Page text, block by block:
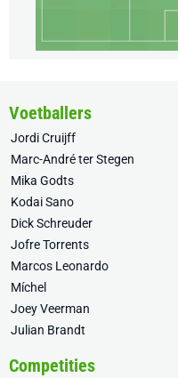
Voetballers
Jordi Cruijff
Marc-André ter Stegen
Mika Godts
Kodai Sano
Dick Schreuder
Jofre Torrents
Marcos Leonardo
Míchel
Joey Veerman
Julian Brandt
Competities